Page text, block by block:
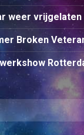
weer vrijgelaten
Broken